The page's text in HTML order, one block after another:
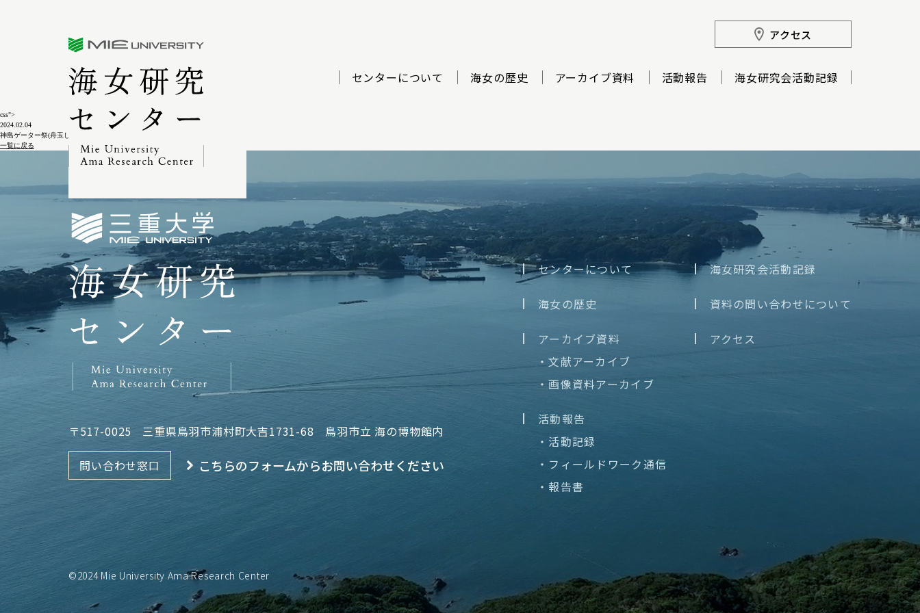
css">
アクセス
センターについて 海女の歴史 アーカイブ資料 活動報告 海女研究会活動記録
2024.02.04
神島ゲーター祭(舟玉しんぜ)14-17
一覧に戻る
〒517-0025 三重県鳥羽市浦村町大吉1731-68 鳥羽市立 海の博物館内
問い合わせ窓口 こちらのフォームからお問い合わせください
センターについて
海女の歴史
アーカイブ資料
・文献アーカイブ
・画像資料アーカイブ
活動報告
・活動記録
・フィールドワーク通信
・報告書
海女研究会活動記録
資料の問い合わせについて
アクセス
©2024 Mie University Ama Research Center